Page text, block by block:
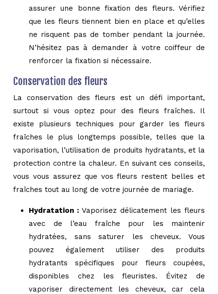
assurer une bonne fixation des fleurs. Vérifiez
que les fleurs tiennent bien en place et qu’elles
ne risquent pas de tomber pendant la journée.
N’hésitez pas à demander à votre coiffeur de
renforcer la fixation si nécessaire.
Conservation des fleurs
La conservation des fleurs est un défi important,
surtout si vous optez pour des fleurs fraîches. Il
existe plusieurs techniques pour garder les fleurs
fraîches le plus longtemps possible, telles que la
vaporisation, l’utilisation de produits hydratants, et la
protection contre la chaleur. En suivant ces conseils,
vous vous assurez que vos fleurs restent belles et
fraîches tout au long de votre journée de mariage.
Hydratation : Vaporisez délicatement les fleurs
avec de l’eau fraîche pour les maintenir
hydratées, sans saturer les cheveux. Vous
pouvez également utiliser des produits
hydratants spécifiques pour fleurs coupées,
disponibles chez les fleuristes. Évitez de
vaporiser directement les cheveux, car cela